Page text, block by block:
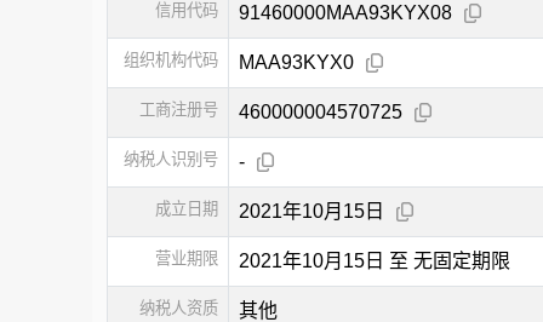
信用代码 91460000MAA93KYX08
组织机构代码 MAA93KYX0
工商注册号 460000004570725
纳税人识别号 -
成立日期 2021年10月15日
营业期限 2021年10月15日 至 无固定期限
纳税人资质 其他